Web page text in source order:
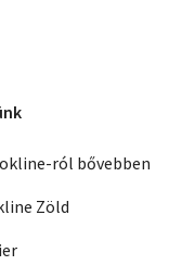
ról bővebben
Zöld